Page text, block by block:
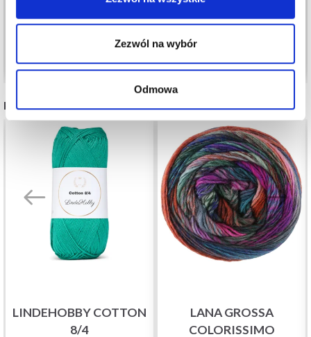
Zezwól na wybór
Odmowa
Okazja12/08/2026
POLECANE DLA CIEBIE
LINDEHOBBY COTTON
8/4
LANA GROSSA
COLORISSIMO